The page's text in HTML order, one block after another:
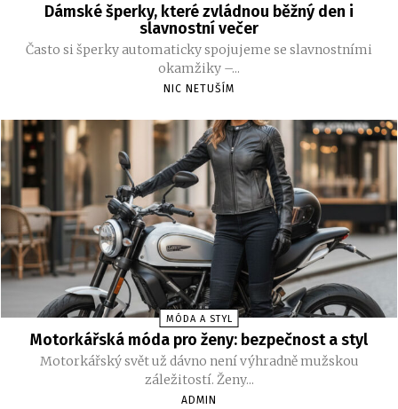
Dámské šperky, které zvládnou běžný den i
slavnostní večer
Často si šperky automaticky spojujeme se slavnostními
okamžiky –...
NIC NETUŠÍM
MÓDA A STYL
Motorkářská móda pro ženy: bezpečnost a styl
Motorkářský svět už dávno není výhradně mužskou
záležitostí. Ženy...
ADMIN